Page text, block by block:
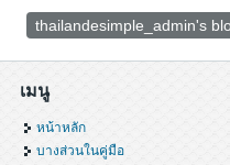
thailandesimple_admin's
เมนู
หน้าหลัก
บางส่วนในคู่มือ